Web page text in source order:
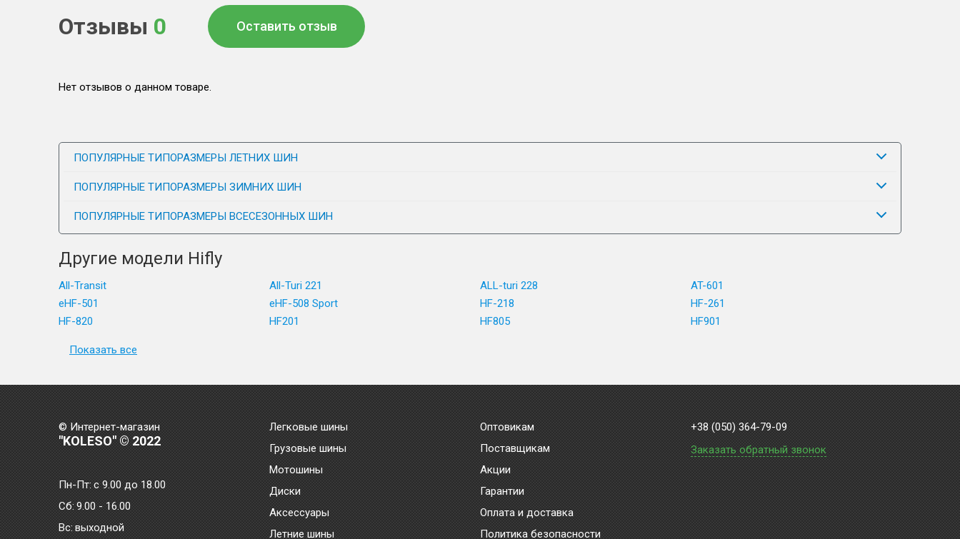
Отзывы 0 Оставить отзыв
Нет отзывов о данном товаре.
ПОПУЛЯРНЫЕ ТИПОРАЗМЕРЫ ЛЕТНИХ ШИН
ПОПУЛЯРНЫЕ ТИПОРАЗМЕРЫ ЗИМНИХ ШИН
ПОПУЛЯРНЫЕ ТИПОРАЗМЕРЫ ВСЕСЕЗОННЫХ ШИН
Другие модели Hifly
All-Transit All-Turi 221 ALL-turi 228
AT-601
eHF-501
eHF-508 Sport HF-218
HF-261
HF-820
HF201 HF805 HF901
Показать все
© Интернет-магазин
"KOLESO" © 2022
Пн-Пт:с 9.00 до 18.00
Сб: 9.00 - 16.00
Bc: выходной
Легковые шины
Грузовые шины
Мотошины
Диски
Аксессуары
Летние шины
Оптовикам
Поставщикам
Акции
Гарантии
Оплата и доставка
Политика безопасности
+38 (050) 364-79-09
Заказать обратный звонок